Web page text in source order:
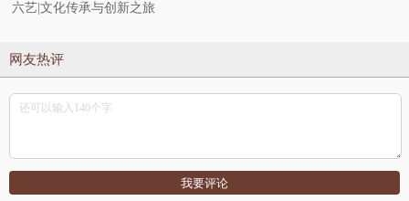
六艺|文化传承与创新之旅
网友热评